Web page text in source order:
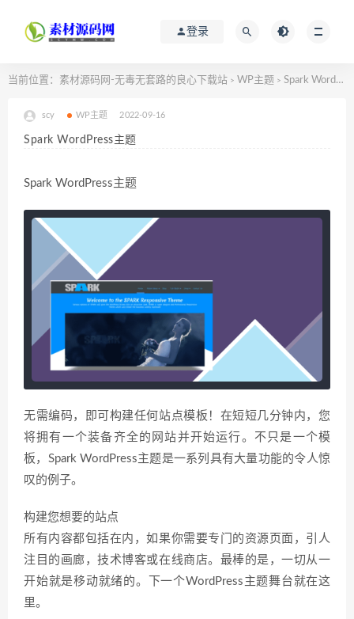
登录
当前位置： 素材源码网-无毒无套路的良心下载站 > WP主题 > Spark WordPress主题
scy WP主题 2022-09-16
Spark WordPress主题
Spark WordPress主题
无需编码，即可构建任何站点模板！在短短几分钟内，您
将拥有一个装备齐全的网站并开始运行。不只是一个模
板，Spark WordPress主题是一系列具有大量功能的令人惊
叹的例子。
构建您想要的站点
所有内容都包括在内，如果你需要专门的资源页面，引人
注目的画廊，技术博客或在线商店。最棒的是，一切从一
开始就是移动就绪的。下一个WordPress主题舞台就在这
里。